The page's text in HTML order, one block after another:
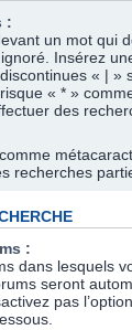
:
un mot qui
Insérez
« | »
« * »
des
recherches
:
dans lesquels
seront
pas